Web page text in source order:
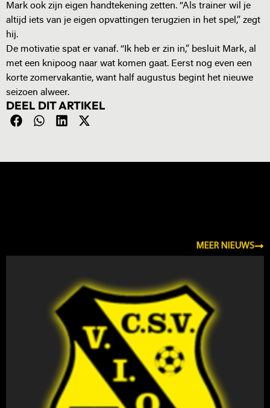
Mark ook zijn eigen handtekening zetten. “Als trainer wil je
altijd iets van je eigen opvattingen terugzien in het spel,” zegt
hij.
De motivatie spat er vanaf. “Ik heb er zin in,” besluit Mark, al
met een knipoog naar wat komen gaat. Eerst nog even een
korte zomervakantie, want half augustus begint het nieuwe
seizoen alweer.
DEEL DIT ARTIKEL
MEER NIEUWS